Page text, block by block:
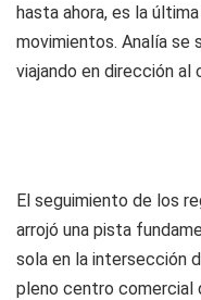
hasta ahora, es la
movimientos. Analía se
viajando en dirección al
El seguimiento de los
arrojó una pista
sola en la intersección
pleno centro comercial